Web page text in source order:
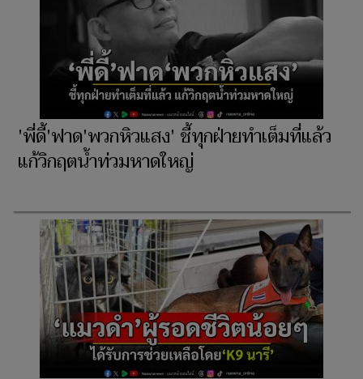
'พี่ดี้'ฟาด'พวกหิวแสง' ชี้ทุกฝ่ายทำเต็มที่แล้ว
แก้วิกฤตน้ำท่วมหาดใหญ่